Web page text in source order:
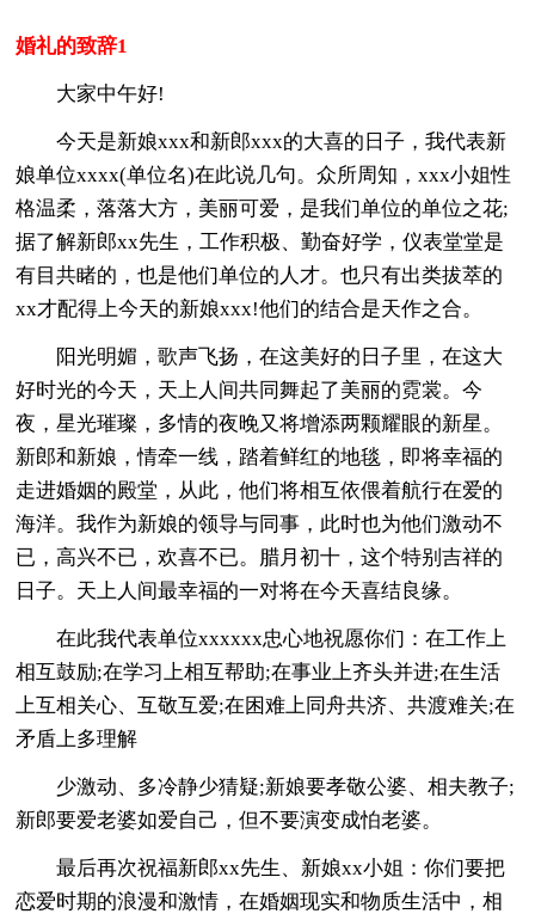
婚礼的致辞1
大家中午好!
今天是新娘xxx和新郎xxx的大喜的日子，我代表新
娘单位xxxx(单位名)在此说几句。众所周知，xxx小姐性
格温柔，落落大方，美丽可爱，是我们单位的单位之花;
据了解新郎xx先生，工作积极、勤奋好学，仪表堂堂是
有目共睹的，也是他们单位的人才。也只有出类拔萃的
xx才配得上今天的新娘xxx!他们的结合是天作之合。
阳光明媚，歌声飞扬，在这美好的日子里，在这大
好时光的今天，天上人间共同舞起了美丽的霓裳。今
夜，星光璀璨，多情的夜晚又将增添两颗耀眼的新星。
新郎和新娘，情牵一线，踏着鲜红的地毯，即将幸福的
走进婚姻的殿堂，从此，他们将相互依偎着航行在爱的
海洋。我作为新娘的领导与同事，此时也为他们激动不
已，高兴不已，欢喜不已。腊月初十，这个特别吉祥的
日子。天上人间最幸福的一对将在今天喜结良缘。
在此我代表单位xxxxxx忠心地祝愿你们：在工作上
相互鼓励;在学习上相互帮助;在事业上齐头并进;在生活
上互相关心、互敬互爱;在困难上同舟共济、共渡难关;在
矛盾上多理解
少激动、多冷静少猜疑;新娘要孝敬公婆、相夫教子;
新郎要爱老婆如爱自己，但不要演变成怕老婆。
最后再次祝福新郎xx先生、新娘xx小姐：你们要把
恋爱时期的浪漫和激情，在婚姻现实和物质生活中，相